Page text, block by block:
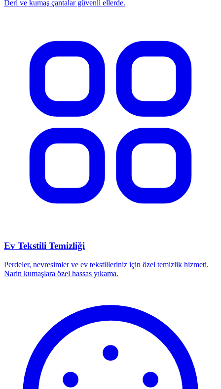
Deri ve kumaş çantalar güvenli ellerde.
Ev Tekstili Temizliği
Perdeler, nevresimler ve ev tekstilleriniz için özel temizlik hizmeti.
Narin kumaşlara özel hassas yıkama.